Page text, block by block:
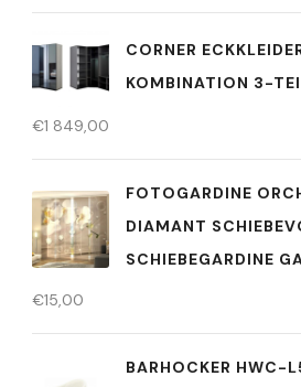
CORNER
KOMBINATION 3-
€1 849,00
FOTOGARDINE
DIAMANT
SCHIEBEGARDINE
€15,00
BARHOCKER HWC-